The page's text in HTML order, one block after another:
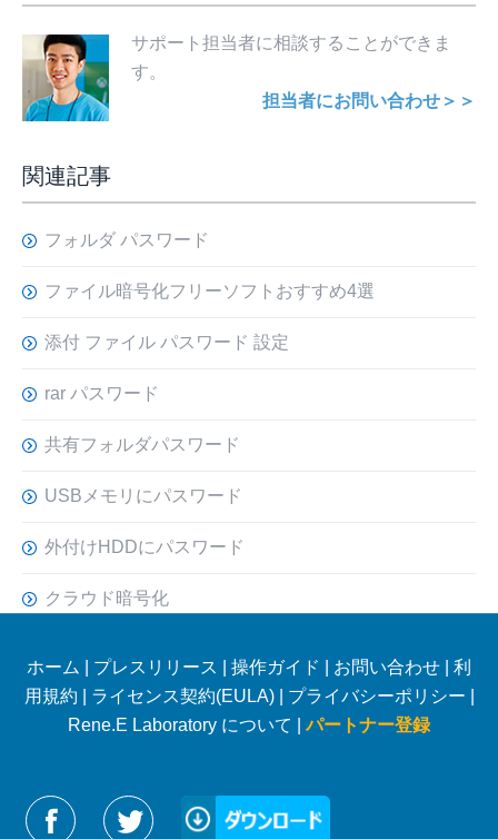
サポート担当者に相談することができま
す。
担当者にお問い合わせ＞＞
関連記事
フォルダ パスワード
ファイル暗号化フリーソフトおすすめ4選
添付 ファイル パスワード 設定
rar パスワード
共有フォルダパスワード
USBメモリにパスワード
外付けHDDにパスワード
クラウド暗号化
ホーム プレスリリース 操作ガイド お問い合わせ
利
用規約
ライセンス契約(EULA)| プライバシーポリシー
Rene.E Laboratory について |パートナー登録
Reneelabをフォローする